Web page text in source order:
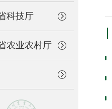
科技厅
农业农村厅